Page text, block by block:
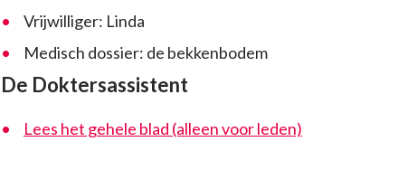
Vrijwilliger: Linda
Medisch dossier: de bekkenbodem
De Doktersassistent
Lees het gehele blad (alleen voor leden)